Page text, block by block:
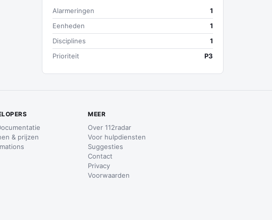
Alarmeringen
1
Eenheden
1
Disciplines
1
Prioriteit
P3
& prijzen
MEER
Over 112radar
Voor hulpdiensten
Suggesties
Contact
Privacy
Voorwaarden